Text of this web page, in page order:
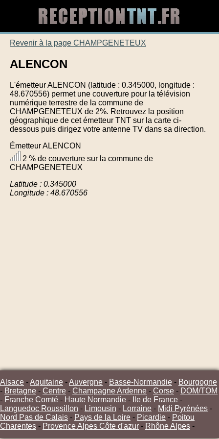
Revenir à la page CHAMPGENETEUX
ALENCON
L'émetteur ALENCON (latitude : 0.345000, longitude :
48.670556) permet une couverture pour la télévision
numérique terrestre de la commune de
CHAMPGENETEUX de 2%. Retrouvez la position
géographique de cet émetteur TNT sur la carte ci-
dessous puis dirigez votre antenne TV dans sa direction.
Émetteur ALENCON
2 % de couverture sur la commune de
CHAMPGENETEUX
Latitude : 0.345000
Longitude : 48.670556
Alsace -Aquitaine -Auvergne - Basse-Normandie - Bourgogne
- Bretagne - Centre - Champagne Ardenne - Corse - DOM/TOM
- Franche Comté - Haute Normandie - Ile de France -
Languedoc Roussillon - Limousin - Lorraine - Midi Pyrénées -
Nord Pas de Calais - Pays de la Loire - Picardie - Poitou
Charentes - Provence Alpes Côte d'azur - Rhône Alpes -